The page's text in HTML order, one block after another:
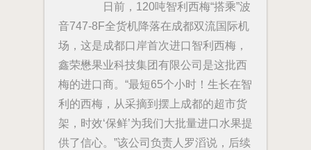
日前，120吨智利西梅“搭乘”波
音747-8F全货机降落在成都双流国际机
场，这是成都口岸首次进口智利西梅，
鑫荣懋果业科技集团有限公司是这批西
梅的进口商。“最短65个小时！生长在智
利的西梅，从采摘到摆上成都的超市货
架，时效‘保鲜’为我们大批量进口水果提
供了信心。”该公司负责人罗滔说，后续